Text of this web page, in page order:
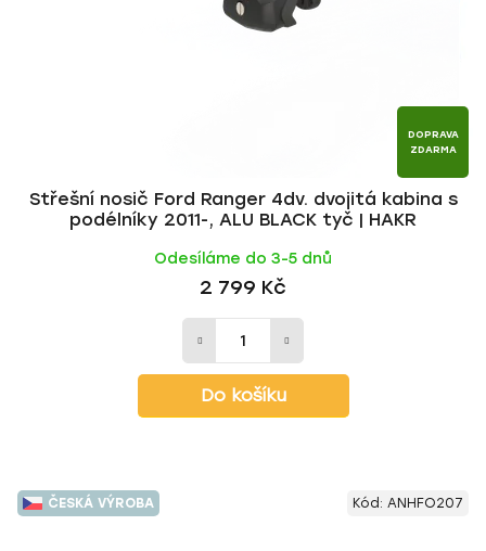
DOPRAVA
ZDARMA
Střešní nosič Ford Ranger 4dv. dvojitá kabina s
podélníky 2011-, ALU BLACK tyč | HAKR
Odesíláme do 3-5 dnů
2 799 Kč
Do košíku
ČESKÁ VÝROBA Kód: ANHFO207